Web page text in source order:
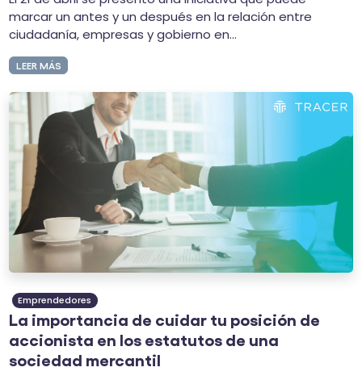
marcar un antes y un después en la relación entre
ciudadanía, empresas y gobierno en...
LEER MÁS
Emprendedores
La importancia de cuidar tu posición de
accionista en los estatutos de una
sociedad mercantil